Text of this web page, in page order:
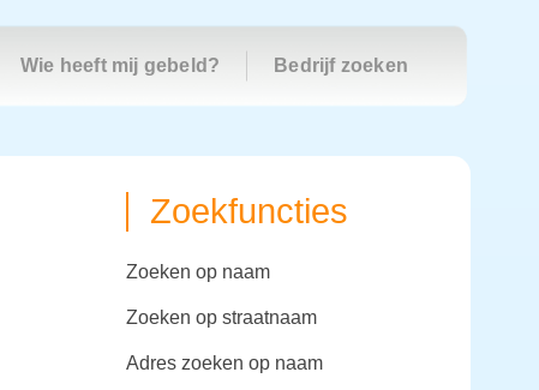
Wie heeft mij gebeld? Bedrijf zoeken
Zoekfuncties
zoeken op naam
zoeken op straatnaam
adres zoeken op naam